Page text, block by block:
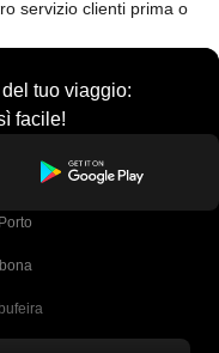
servizio clienti prima o
tuo viaggio:
facile!